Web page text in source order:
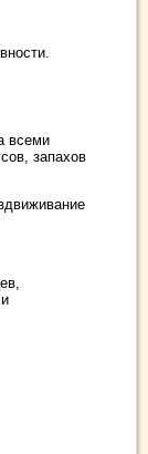
всеми
запахов